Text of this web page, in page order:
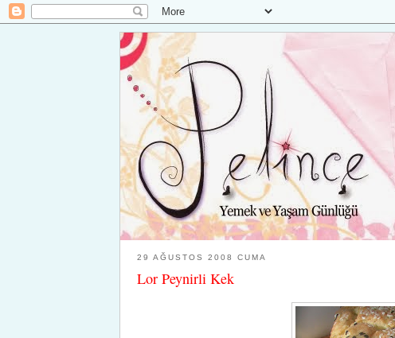
29 AĞUSTOS 2008 CUMA
Lor Peynirli Kek